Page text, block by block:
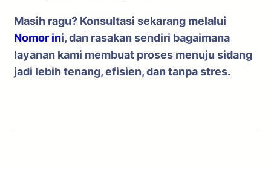
Masih ragu? Konsultasi sekarang melalui
Nomor ini, dan rasakan sendiri bagaimana
layanan kami membuat proses menuju sidang
jadi lebih tenang, efisien, dan tanpa stres.